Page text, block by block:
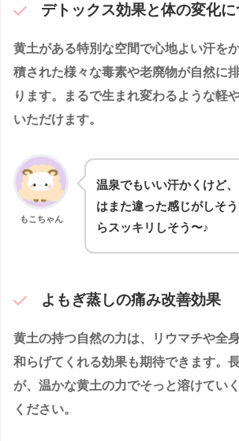
デトックス効果と体の変化に
黄土がある特別な空間で心地よい汗を
積された様々な毒素や老廃物が自然に
ります。まるで生まれ変わるような軽
いただけます。
もこちゃん
温泉でもいい汗かくけど
はまた違った感じがしそ
らスッキリしそう〜♪
よもぎ蒸しの痛み改善効果
黄土の持つ自然の力は、リウマチや全
和らげてくれる効果も期待できます。
が、温かな黄土の力でそっと溶けてい
ください。